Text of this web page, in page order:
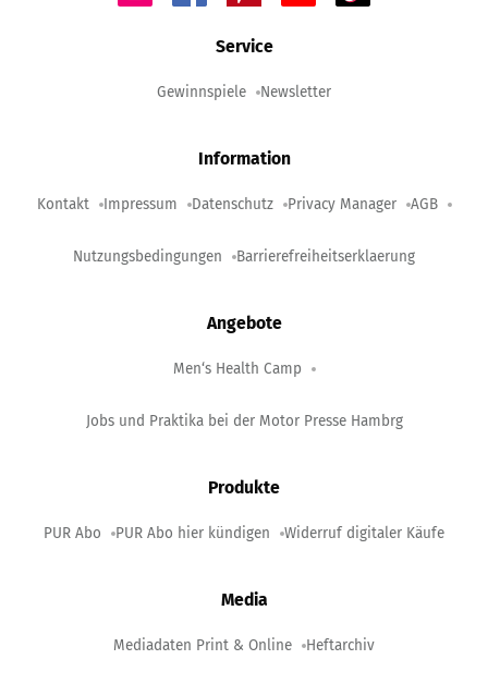
Service
Gewinnspiele Newsletter
Information
Kontakt Impressum Datenschutz Privacy Manager AGB
Nutzungsbedingungen Barrierefreiheitserklaerung
Angebote
Men‘s Health Camp
Jobs und Praktika bei der Motor Presse Hambrg
Produkte
PUR Abo PUR Abo hier kündigen Widerruf digitaler Käufe
Media
Mediadaten Print & Online Heftarchiv